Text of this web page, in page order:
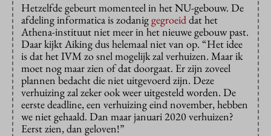
Hetzelfde gebeurt momenteel in het NU-gebouw. De
afdeling informatica is zodaniggegroeiddat het
Athena-instituut niet meer in het nieuwe gebouw past.
Daar kijkt Aiking dus helemaal niet van op. “Het idee
is dat het IVM zo snel mogelijk zal verhuizen. Maar ik
moet nog maar zien of dat doorgaat. Er zijn zoveel
plannen bedacht die niet uitgevoerd zijn. Deze
verhuizing zal zeker ook weer uitgesteld worden. De
eerste deadline, een verhuizing eind november, hebben
we niet gehaald. Dan maar januari 2020 verhuizen?
Eerst zien, dan geloven!”